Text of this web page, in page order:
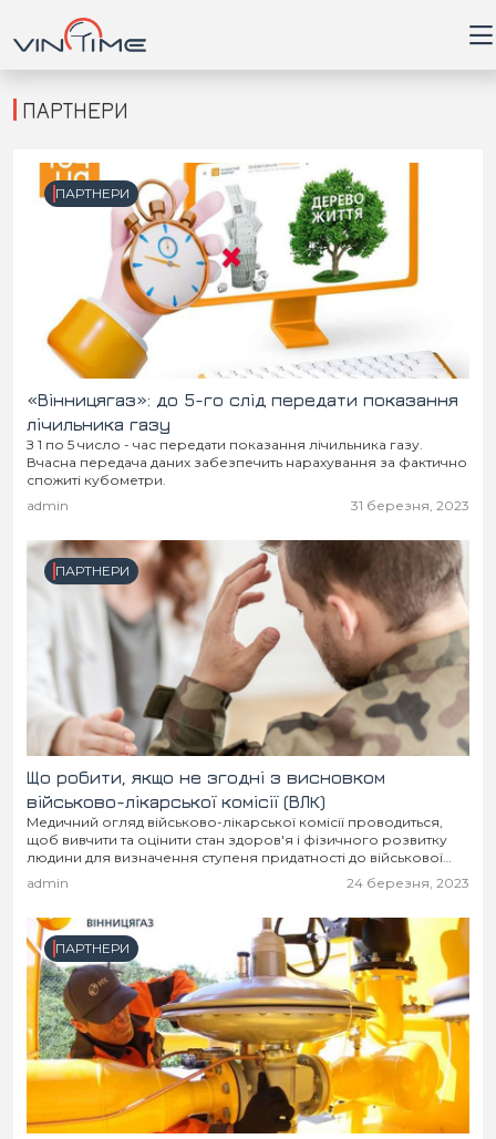
Головна
Кримінал
Здоров'я
Приватна думка
В кулуарах
Місто
Життя
Відео
Конфлікти
Партнери
Спорт
Спорт
Футбол
Контакти
Підписатись на нас у Telegram
ПАРТНЕРИ
ПАРТНЕРИ
«Вінницягаз»: до 5-го слід передати показання
лічильника газу
З 1 по 5 число - час передати показання лічильника газу.
Вчасна передача даних забезпечить нарахування за фактично
спожиті кубометри.
admin
31 березня, 2023
ПАРТНЕРИ
Що робити, якщо не згодні з висновком
військово-лікарської комісії (ВЛК)
Медичний огляд військово-лікарської комісії проводиться,
щоб вивчити та оцінити стан здоров'я і фізичного розвитку
людини для визначення ступеня придатності до військової
служби, навчання за військово-обліковими спеціальностями,
вирішення інших питань. За...
admin 24 березня, 2023
ПАРТНЕРИ